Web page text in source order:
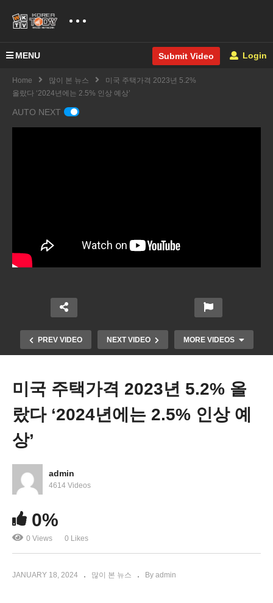
MENU Submit Video Login
Home 많이 본 뉴스
미국 주택가격 2023년 5.2%
올랐다 ‘2024년에는 2.5% 인상 예상’
AUTO NEXT
PREV VIDEO NEXT VIDEO MORE VIDEOS
종일 폭설에 다시 백색으로 뒤덮인 워싱턴 일원 ‘5~6
인치에 20도대 한파’
미국 주택가격 2023년 5.2% 올
랐다 ‘2024년에는 2.5% 인상 예
상’
admin
4614 Videos
0%
0 Views 0 Likes
JANUARY 18, 2024 많이 본 뉴스 By admin